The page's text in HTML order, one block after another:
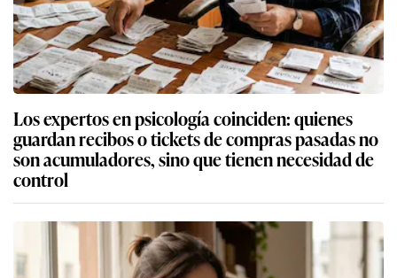
Los expertos en psicología coinciden: quienes
guardan recibos o tickets de compras pasadas no
son acumuladores, sino que tienen necesidad de
control